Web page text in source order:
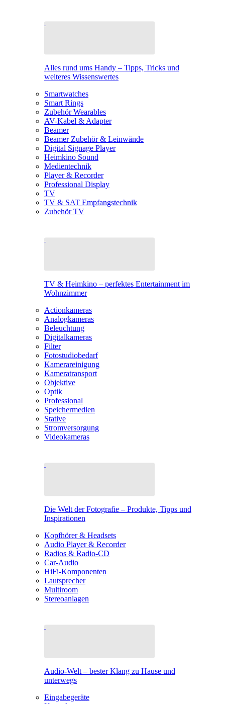
Alles rund ums Handy – Tipps, Tricks und
weiteres Wissenswertes
Smartwatches
Smart Rings
Zubehör Wearables
AV-Kabel & Adapter
Beamer
Beamer Zubehör & Leinwände
Digital Signage Player
Heimkino Sound
Medientechnik
Player & Recorder
Professional Display
TV
TV & SAT Empfangstechnik
Zubehör TV
TV & Heimkino – perfektes Entertainment im
Wohnzimmer
Actionkameras
Analogkameras
Beleuchtung
Digitalkameras
Filter
Fotostudiobedarf
Kamerareinigung
Kameratransport
Objektive
Optik
Professional
Speichermedien
Stative
Stromversorgung
Videokameras
Die Welt der Fotografie – Produkte, Tipps und
Inspirationen
Kopfhörer & Headsets
Audio Player & Recorder
Radios & Radio-CD
Car-Audio
HiFi-Komponenten
Lautsprecher
Multiroom
Stereoanlagen
Audio-Welt – bester Klang zu Hause und
unterwegs
Eingabegeräte